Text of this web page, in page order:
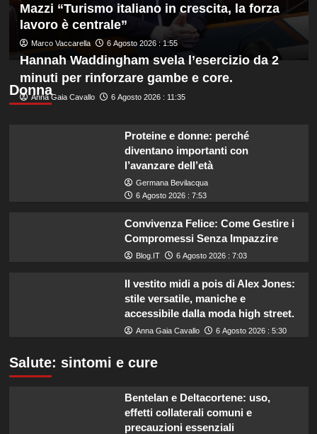
Conte
e
argento
nel
sincro
dalla
piattaforma
Mazzi “Turismo italiano in crescita, la forza
lavoro è centrale”
Marco Vaccarella 6 Agosto 2026 : 1:55
Donna
Hannah Waddingham svela l’esercizio da 2
minuti per rinforzare gambe e core.
Anna Gaia Cavallo 6 Agosto 2026 : 11:35
Proteine e donne: perché
diventano importanti con
l’avanzare dell’età
Germana Bevilacqua
6 Agosto 2026 : 7:53
Convivenza Felice: Come Gestire i
Compromessi Senza Impazzire
Blog.IT 6 Agosto 2026 : 7:03
Il vestito midi a pois di Alex Jones:
stile versatile, maniche e
accessibile dalla moda high street.
Anna Gaia Cavallo 6 Agosto 2026 : 5:30
Salute: sintomi e cure
Bentelan e Deltacortene: uso,
effetti collaterali comuni e
precauzioni essenziali